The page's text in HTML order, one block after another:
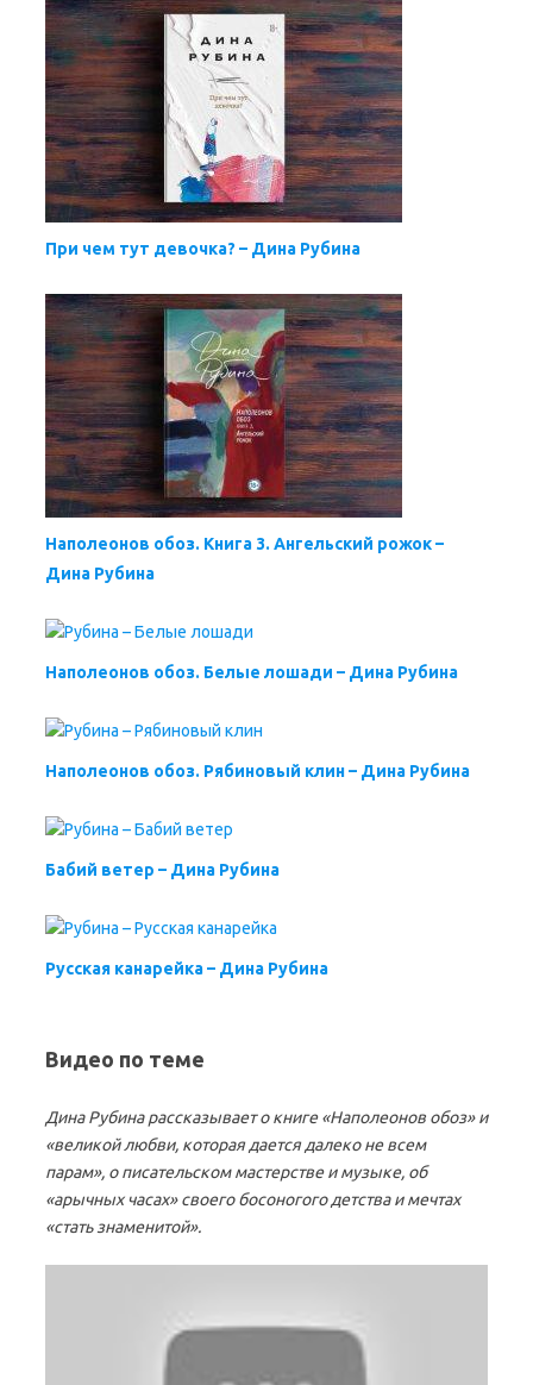
При чем тут девочка? – Дина Рубина
Наполеонов обоз. Книга 3. Ангельский рожок –
Дина Рубина
Наполеонов обоз. Белые лошади – Дина Рубина
Наполеонов обоз. Рябиновый клин – Дина Рубина
Бабий ветер – Дина Рубина
Русская канарейка – Дина Рубина
Видео по теме
Дина Рубина рассказывает о книге «Наполеонов обоз» и
«великой любви, которая дается далеко не всем
парам», о писательском мастерстве и музыке, об
«арычных часах» своего босоногого детства и мечтах
«стать знаменитой».